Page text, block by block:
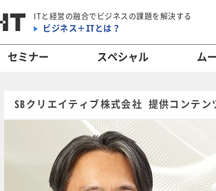
ITと経営の融合でビジネスの課題を解決する
ビジネス＋ITとは？
セミナー スペシャル ム
SBクリエイティブ株式会社 提供コンテン